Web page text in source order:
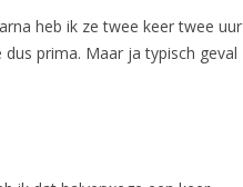
heb ik ze twee keer twee uur
prima. Maar ja typisch geval